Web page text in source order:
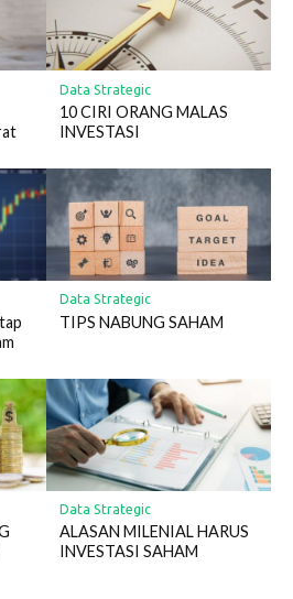
Data Strategic
10 CIRI ORANG MALAS
INVESTASI
Data Strategic
TIPS NABUNG SAHAM
Data Strategic
ALASAN MILENIAL HARUS
INVESTASI SAHAM